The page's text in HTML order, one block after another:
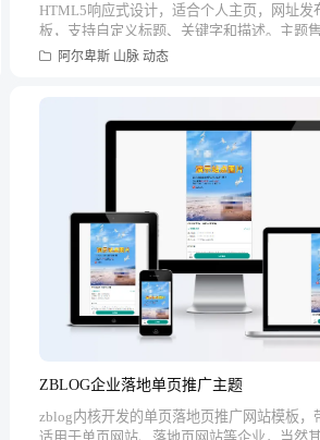
HTML5响应式设计，适合个人主页，网址发
板，支持自定义标题、关键字和描述。主题售
阿尔卑斯 山脉 动态
ZBLOG企业落地单页推广主题
zblog内核开发的单页落地页推广网站模板，